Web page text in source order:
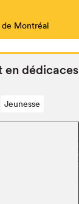
de Montréal
en dédicaces
Jeunesse